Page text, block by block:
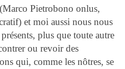
Pietrobono onlus,
et moi aussi nous nous
plus que toute autre
ou revoir des
qui, comme les nôtres, se